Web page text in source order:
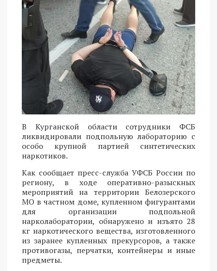
В Курганской области сотрудники ФСБ
ликвидировали подпольную лабораторию с
особо крупной партией синтетических
наркотиков.
Как сообщает пресс-служба УФСБ России по
региону, в ходе оперативно-разыскных
мероприятий на территории Белозерского
МО в частном доме, купленном фигурантами
для организации подпольной
нарколаборатории, обнаружено и изъято 28
кг наркотического вещества, изготовленного
из заранее купленных прекурсоров, а также
противогазы, перчатки, контейнеры и иные
предметы.